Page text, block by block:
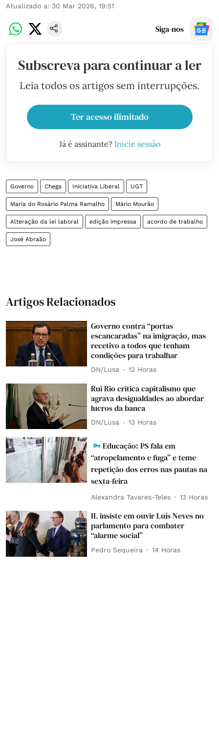
Atualizado a: 30 Mar 2026, 19:51
Siga-nos
Subscreva para continuar a ler
Leia todos os artigos sem interrupções.
Ter acesso ilimitado
Já é assinante? Inicie sessão
Governo Chega Iniciativa Liberal UGT
Maria do Rosário Palma Ramalho Mário Mourão
Alteração da lei laboral edição impressa acordo de trabalho
José Abraão
Artigos Relacionados
Governo contra “portas
escancaradas” na imigração, mas
recetivo a todos que tenham
condições para trabalhar
DN/Lusa 12 Horas
Rui Rio critica capitalismo que
agrava desigualdades ao abordar
lucros da banca
DN/Lusa 13 Horas
Educação: PS fala em
“atropelamento e fuga” e teme
repetição dos erros nas pautas na
sexta-feira
Alexandra Tavares-Teles 13 Horas
IL insiste em ouvir Luís Neves no
parlamento para combater
“alarme social”
Pedro Sequeira 14 Horas